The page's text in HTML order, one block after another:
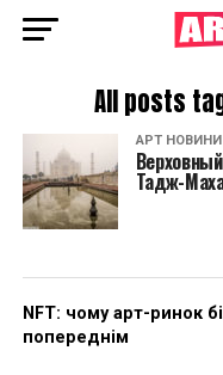
All posts
АРТ НОВИНИ
Тадж-
NFT: чому арт-ринок
попереднім